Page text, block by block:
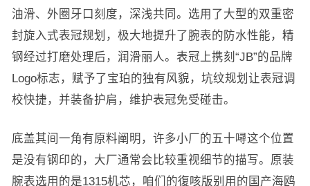
油滑、外圈牙口刻度，深浅共同。选用了大型的双重密
封旋入式表冠规划，极大地提升了腕表的防水性能，精
钢经过打磨处理后，润滑丽人。表冠上携刻“JB”的品牌
Logo标志，赋予了宝珀的独有风貌，坑纹规划让表冠调
校快捷，并装备护肩，维护表冠免受碰击。
底盖其间一角有原料阐明，许多小厂的五十噚这个位置
是没有钢印的，大厂通常会比较重视细节的描写。原装
腕表选用的是1315机芯，咱们的復咳版别用的国产海鸥